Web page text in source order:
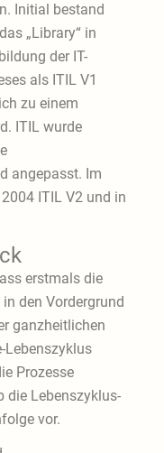
Initial bestand
„Library“ in
der IT-
als ITIL V1
zu einem
ITIL wurde
angepasst. Im
ITIL V2 und in
erstmals die
den Vordergrund
ganzheitlichen
Lebenszyklus
Prozesse
die Lebenszyklus-
vor.